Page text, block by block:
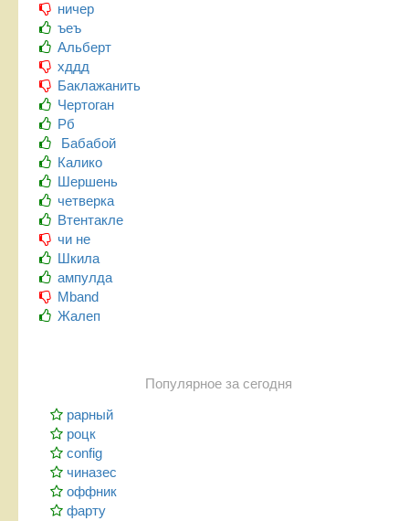
ничер
ъеъ
Альберт
хддд
Баклажанить
Чертоган
Рб
Бабабой
Калико
Шершень
четверка
Втентакле
чи не
Шкила
ампулда
Mband
Жалеп
Популярное за сегодня
рарный
роцк
config
чиназес
оффник
фарту